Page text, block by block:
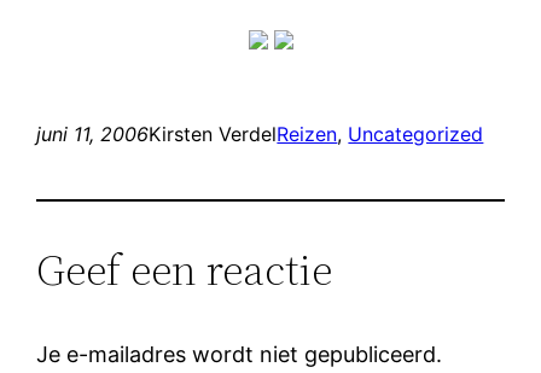
juni 11, 2006Kirsten VerdelReizen, Uncategorized
Geef een reactie
Je e-mailadres wordt niet gepubliceerd.